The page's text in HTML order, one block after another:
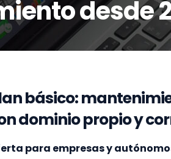
desde
básico:
dominio propio y
para empresas y